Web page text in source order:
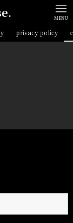
MENU
privacy policy